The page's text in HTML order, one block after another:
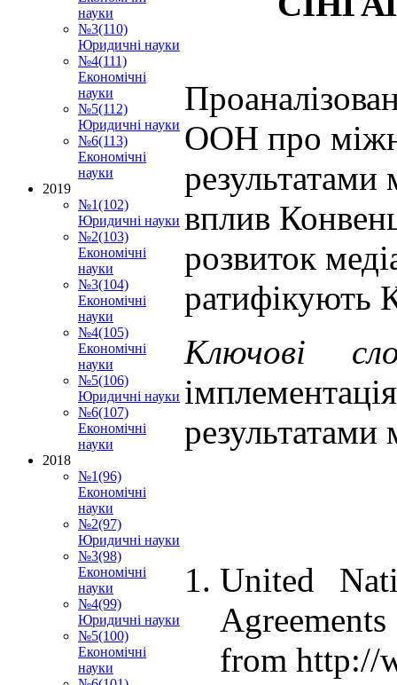
ООН про
вплив
розвиток
ратифікують
Ключові
результатами
United
from http://
науки
№3(110)
Юридичні науки
№4(111)
Економічні
науки
№5(112)
Юридичні науки
№6(113)
Економічні
науки
2019
№1(102)
Юридичні науки
№2(103)
Економічні
науки
№3(104)
Економічні
науки
№4(105)
Економічні
науки
№5(106)
Юридичні науки
№6(107)
Економічні
науки
2018
№1(96)
Економічні
науки
№2(97)
Юридичні науки
№3(98)
Економічні
науки
№4(99)
Юридичні науки
№5(100)
Економічні
науки